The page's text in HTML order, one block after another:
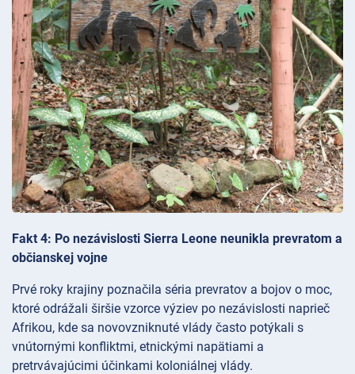
Fakt 4: Po nezávislosti Sierra Leone neunikla prevratom a
občianskej vojne
Prvé roky krajiny poznačila séria prevratov a bojov o moc,
ktoré odrážali širšie vzorce výziev po nezávislosti naprieč
Afrikou, kde sa novovzniknuté vlády často potýkali s
vnútornými konfliktmi, etnickými napätiami a
pretrvávajúcimi účinkami koloniálnej vlády.